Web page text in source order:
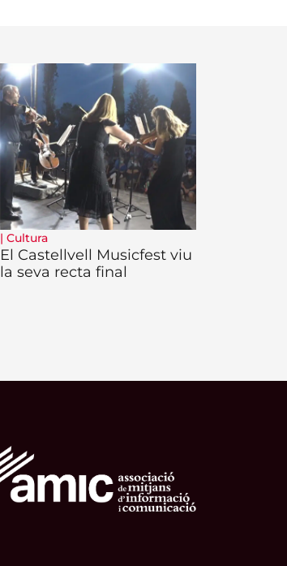
| Cultura
El Castellvell Musicfest viu
la seva recta final